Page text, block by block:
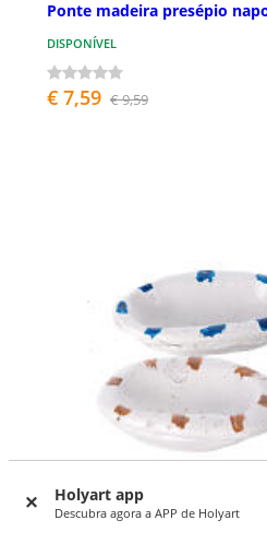
Holyart app
Descubra agora a APP de Holyart
Ponte madeira presépio
DISPONÍVEL
€ 7,59 € 9,59